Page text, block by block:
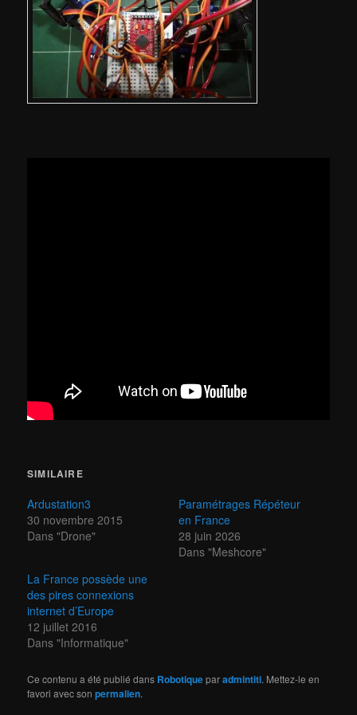
SIMILAIRE
Ardustation3
30 novembre 2015
Dans "Drone"
Paramétrages Répéteur
en France
28 juin 2026
Dans "Meshcore"
La France possède une
des pires connexions
internet d’Europe
12 juillet 2016
Dans "Informatique"
Ce contenu a été publié dans Robotiqueparadmintiti. Mettez-le en
favori avec sonpermalien.